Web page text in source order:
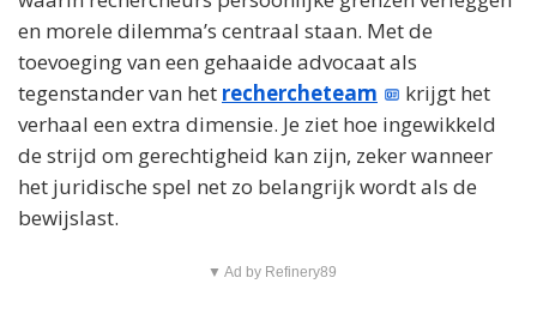
en morele dilemma’s centraal staan. Met de
toevoeging van een gehaaide advocaat als
tegenstander van het rechercheteam
krijgt het
verhaal een extra dimensie. Je ziet hoe ingewikkeld
de strijd om gerechtigheid kan zijn, zeker wanneer
het juridische spel net zo belangrijk wordt als de
bewijslast.
▼ Ad by Refinery89